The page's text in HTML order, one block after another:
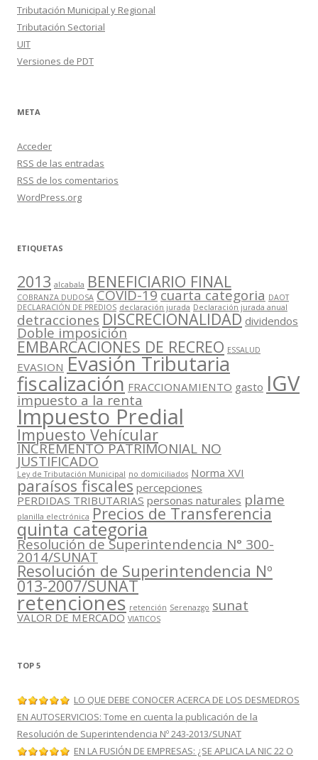
Tributación Municipal y Regional
Tributación Sectorial
UIT
Versiones de PDT
META
Acceder
RSS de las entradas
RSS de los comentarios
WordPress.org
ETIQUETAS
2013 alcabala BENEFICIARIO FINAL
COBRANZA DUDOSA COVID-19cuarta categoria DAOT
DECLARACIÓN DE PREDIOS declaración jurada Declaración jurada anual
detraccionesDISCRECIONALIDAD dividendos
Doble imposición
EMBARCACIONES DE RECREO ESSALUD
EVASION Evasión Tributaria
fiscalización FRACCIONAMIENTO gasto IGV
impuesto a la renta
Impuesto Predial
Impuesto Vehícular
INCREMENTO PATRIMONIAL NO
JUSTIFICADO
Ley de Tributación Municipal no domiciliados Norma XVI
paraísos fiscales percepciones
PERDIDAS TRIBUTARIAS personas naturales plame
planilla electrónica Precios de Transferencia
quinta categoria
Resolución de Superintendencia N° 300-
2014/SUNAT
Resolución de Superintendencia Nº
013-2007/SUNAT
retenciones retención Serenazgo sunat
VALOR DE MERCADO VIATICOS
TOP 5
LO QUE DEBE CONOCER ACERCA DE LOS DESMEDROS
EN AUTOSERVICIOS: Tome en cuenta la publicación de la
Resolución de Superintendencia Nº 243-2013/SUNAT
EN LA FUSIÓN DE EMPRESAS: ¿SE APLICA LA NIC 22 O